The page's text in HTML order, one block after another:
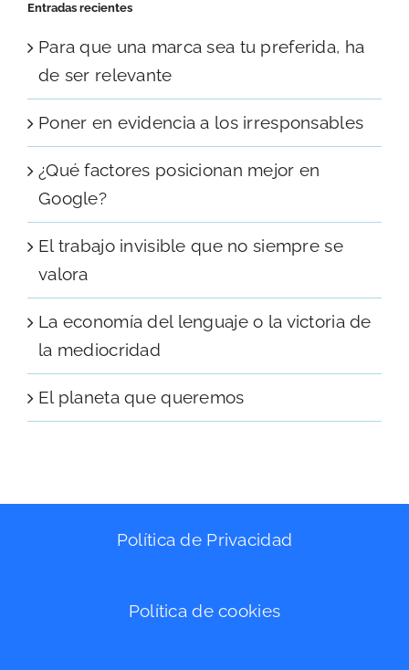
Entradas recientes
Para que una marca sea tu preferida, ha
de ser relevante
Poner en evidencia a los irresponsables
¿Qué factores posicionan mejor en
Google?
El trabajo invisible que no siempre se
valora
La economía del lenguaje o la victoria de
la mediocridad
El planeta que queremos
Política de Privacidad
Política de cookies